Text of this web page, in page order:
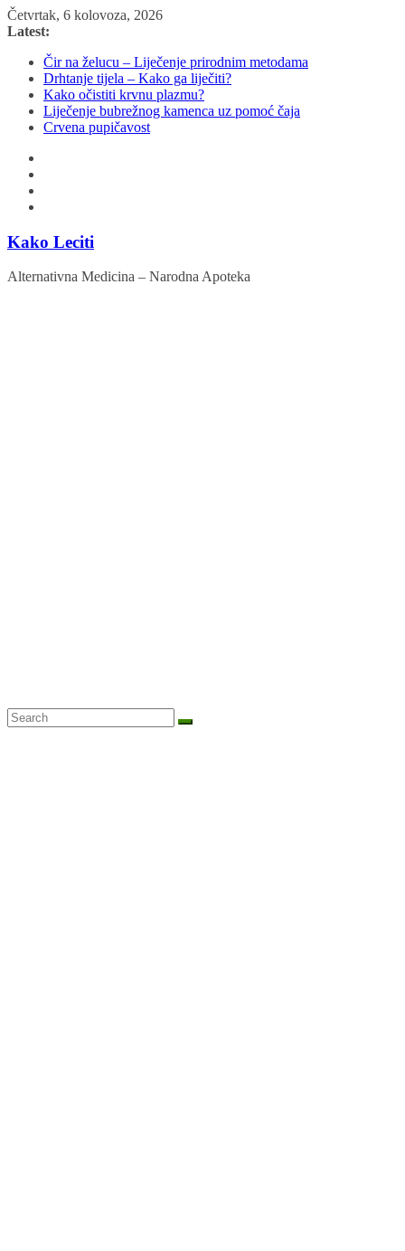
Skip
to
Četvrtak, 6 kolovoza, 2026
Latest:
Čir na želucu – Liječenje prirodnim metodama
Drhtanje tijela – Kako ga liječiti?
Kako očistiti krvnu plazmu?
Liječenje bubrežnog kamenca uz pomoć čaja
Crvena pupičavost
Kako Leciti
Alternativna Medicina – Narodna Apoteka